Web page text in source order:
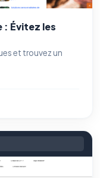
: Évitez les
et trouvez un